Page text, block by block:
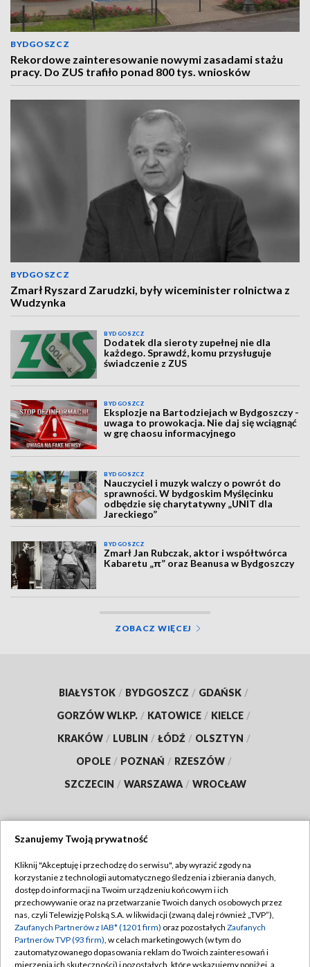
BYDGOSZCZ
Rekordowe zainteresowanie nowymi zasadami stażu
pracy. Do ZUS trafiło ponad 800 tys. wniosków
BYDGOSZCZ
Zmarł Ryszard Zarudzki, były wiceminister rolnictwa z
Wudzynka
BYDGOSZCZ
Dodatek dla sieroty zupełnej nie dla
każdego. Sprawdź, komu przysługuje
świadczenie z ZUS
BYDGOSZCZ
Eksplozje na Bartodziejach w Bydgoszczy -
uwaga to prowokacja. Nie daj się wciągnąć
w grę chaosu informacyjnego
BYDGOSZCZ
Nauczyciel i muzyk walczy o powrót do
sprawności. W bydgoskim Myślęcinku
odbędzie się charytatywny „UNIT dla
Jareckiego”
BYDGOSZCZ
Zmarł Jan Rubczak, aktor i współtwórca
Kabaretu „π” oraz Beanusa w Bydgoszczy
ZOBACZ WIĘCEJ
BIAŁYSTOK / BYDGOSZCZ / GDAŃSK /
GORZÓW WLKP. / KATOWICE / KIELCE /
KRAKÓW / LUBLIN / ŁÓDŹ / OLSZTYN /
OPOLE / POZNAŃ / RZESZÓW /
SZCZECIN / WARSZAWA / WROCŁAW
TVP
Abonament TVP
Emisja w TVP
Centrum informacji TVP
Regulamin TVP
Polityka prywatności
Moje zgody
Szanujemy Twoją prywatność
Kliknij "Akceptuję i przechodzę do serwisu", aby wyrazić zgody na
korzystanie z technologii automatycznego śledzenia i zbierania danych,
dostęp do informacji na Twoim urządzeniu końcowym i ich
przechowywanie oraz na przetwarzanie Twoich danych osobowych przez
nas, czyli Telewizję Polską S.A. w likwidacji (zwaną dalej również „TVP”),
Zaufanych Partnerów z IAB* (1201 firm) oraz pozostałych Zaufanych
Partnerów TVP (93 firm), w celach marketingowych (w tym do
zautomatyzowanego dopasowania reklam do Twoich zainteresowań i
mierzenia ich skuteczności) i pozostałych, które wskazujemy poniżej, a